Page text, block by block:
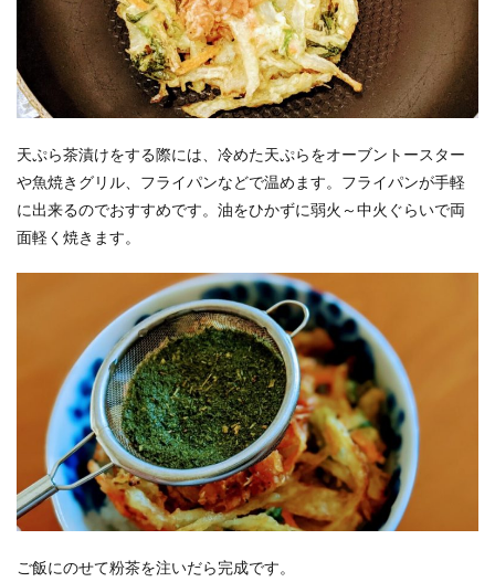
天ぷら茶漬けをする際には、冷めた天ぷらをオーブントースター
や魚焼きグリル、フライパンなどで温めます。フライパンが手軽
に出来るのでおすすめです。油をひかずに弱火～中火ぐらいで両
面軽く焼きます。
ご飯にのせて粉茶を注いだら完成です。